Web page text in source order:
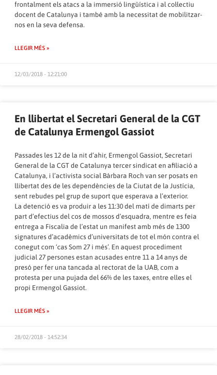
frontalment els atacs a la immersió lingüística i al col·lectiu
docent de Catalunya i també amb la necessitat de mobilitzar-
nos en la seva defensa.
LLEGIR MÉS »
12/03/2018 - 12:21:00
En llibertat el Secretari General de la CGT
de Catalunya Ermengol Gassiot
Passades les 12 de la nit d’ahir, Ermengol Gassiot, Secretari
General de la CGT de Catalunya tercer sindicat en afiliació a
Catalunya, i l’activista social Bàrbara Roch van ser posats en
llibertat des de les dependències de la Ciutat de la Justícia,
sent rebudes pel grup de suport que esperava a l’exterior.
La detenció es va produir a les 11:30 del matí de dimarts per
part d’efectius del cos de mossos d’esquadra, mentre es feia
entrega a Fiscalia de l’estat un manifest amb més de 1300
signatures d’acadèmics d’universitats de tot el món contra el
conegut com ‘cas Som 27 i més’. En aquest procediment
judicial 27 persones estan acusades entre 11 a 14 anys de
presó per fer una tancada al rectorat de la UAB, com a
protesta per una pujada del 66% de les taxes, entre elles el
propi Ermengol Gassiot.
LLEGIR MÉS »
28/02/2018 - 14:52:34